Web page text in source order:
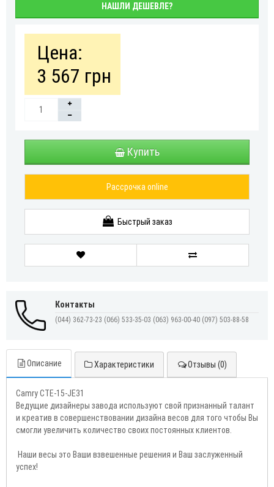
НАШЛИ ДЕШЕВЛЕ?
Цена:
3 567 грн
Купить
Рассрочка online
Быстрый заказ
Контакты
(044) 362-73-23 (066) 533-35-03 (063) 963-00-40 (097) 503-88-58
Описание Характеристики Отзывы (0)
Camry CTE-15-JЕ31
Ведущие дизайнеры завода используют свой признанный талант
и креатив в совершенствовании дизайна весов для того чтобы Вы
смогли увеличить количество своих постоянных клиентов.
Наши весы это Ваши взвешенные решения и Ваш заслуженный
успех!